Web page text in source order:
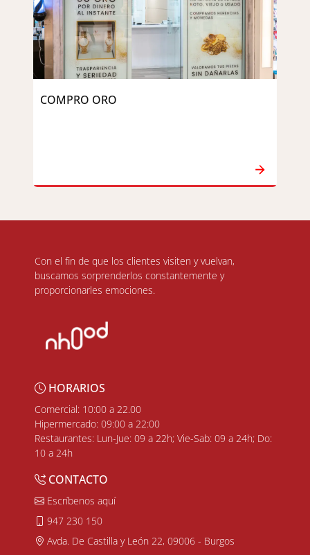
COMPRO ORO
Con el fin de que los clientes visiten y vuelvan,
buscamos sorprenderlos constantemente y
proporcionarles emociones.
HORARIOS
Comercial: 10:00 a 22.00
Hipermercado: 09:00 a 22:00
Restaurantes: Lun-Jue: 09 a 22h; Vie-Sab: 09 a 24h; Do:
10 a 24h
CONTACTO
Escríbenos aquí
947 230 150
Avda. De Castilla y León 22, 09006 - Burgos